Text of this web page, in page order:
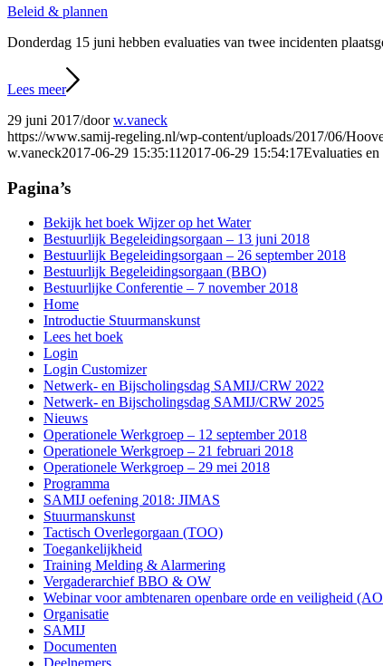
Beleid & plannen
Donderdag 15 juni hebben evaluaties van twee incidenten
Lees meer
29 juni 2017/doorw.vaneck
https://www.samij-regeling.nl/wp-content/uploads/2017/06/
w.vaneck2017-06-29 15:35:11 2017-06-29 15:54:17Evaluaties
Pagina’s
Bekijk het boek Wijzer op het Water
Bestuurlijk Begeleidingsorgaan – 13 juni 2018
Bestuurlijk Begeleidingsorgaan – 26 september 2018
Bestuurlijk Begeleidingsorgaan (BBO)
Bestuurlijke Conferentie – 7 november 2018
Home
Introductie Stuurmanskunst
Lees het boek
Login
Login Customizer
Netwerk- en Bijscholingsdag SAMIJ/CRW 2022
Netwerk- en Bijscholingsdag SAMIJ/CRW 2025
Nieuws
Operationele Werkgroep – 12 september 2018
Operationele Werkgroep – 21 februari 2018
Operationele Werkgroep – 29 mei 2018
Programma
SAMIJ oefening 2018: JIMAS
Stuurmanskunst
Tactisch Overlegorgaan (TOO)
Toegankelijkheid
Training Melding & Alarmering
Vergaderarchief BBO & OW
Webinar voor ambtenaren openbare orde en veiligheid
Organisatie
SAMIJ
Documenten